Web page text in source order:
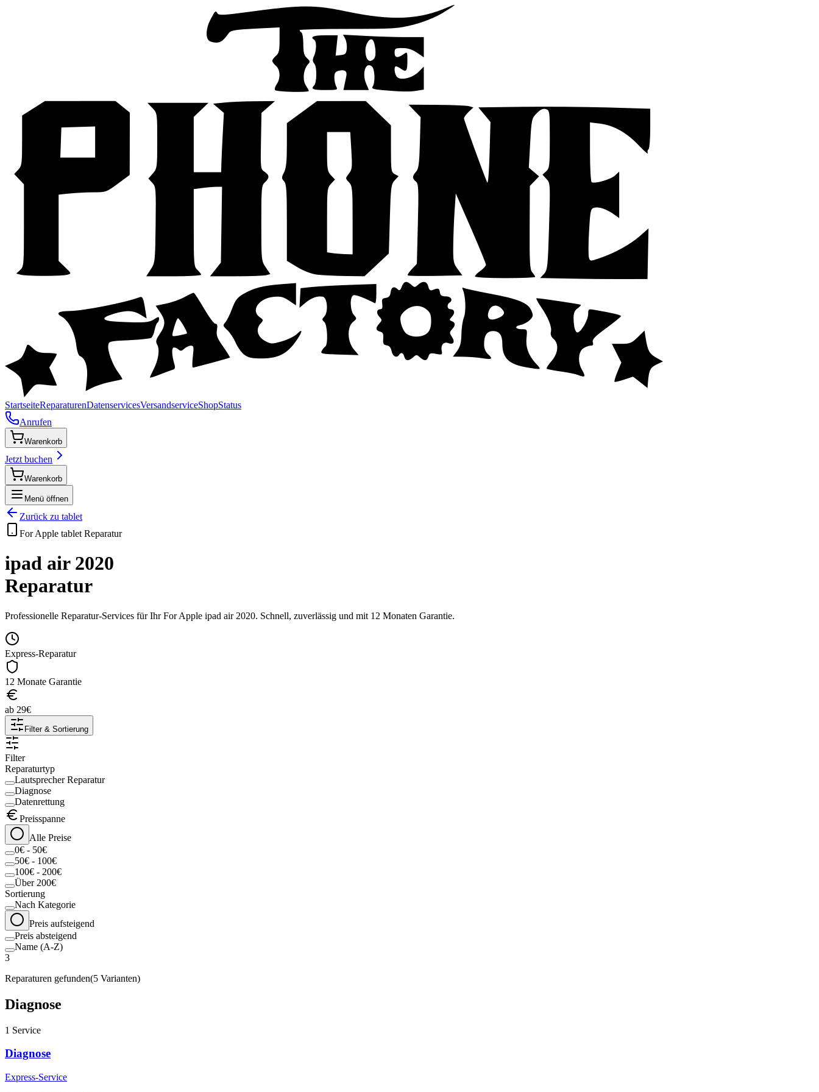
StartseiteReparaturenDatenservicesVersandserviceShopStatus
Anrufen
Warenkorb
Jetzt buchen
Warenkorb
Menü öffnen
Zurück zu tablet
For Apple tablet Reparatur
ipad air 2020
Reparatur
Professionelle Reparatur-Services für IhrFor Apple ipad air 2020. Schnell, zuverlässig und mit 12 Monaten Garantie.
Express-Reparatur
12 Monate Garantie
ab 29€
Filter & Sortierung
Filter
Reparaturtyp
Lautsprecher Reparatur
Diagnose
Datenrettung
Preisspanne
Alle Preise
0€ - 50€
50€ - 100€
100€ - 200€
Über 200€
Sortierung
Nach Kategorie
Preis aufsteigend
Preis absteigend
Name (A-Z)
3
Reparaturen gefunden(5 Varianten)
Diagnose
1 Service
Diagnose
Express-Service